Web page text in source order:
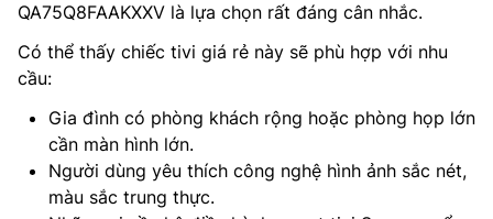
QA75Q8FAAKXXV là lựa chọn rất đáng cân nhắc.
Có thể thấy chiếc tivi giá rẻ này sẽ phù hợp với nhu
cầu:
Gia đình có phòng khách rộng hoặc phòng họp lớn
cần màn hình lớn.
Người dùng yêu thích công nghệ hình ảnh sắc nét,
màu sắc trung thực.